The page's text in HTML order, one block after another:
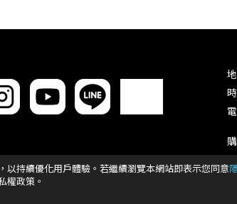
持續優化用戶體驗。若繼續瀏覽本網站即表示您同意
權政策。